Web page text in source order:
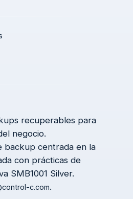
recuperables para
negocio.
backup centrada en la
con prácticas de
SMB1001 Silver.
c.com.